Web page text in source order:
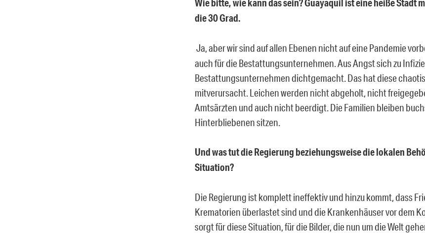
Wie bitte, wie kann das sein? Guayaquil ist eine heiße Stadt
die 30 Grad.
Ja, aber wir sind auf allen Ebenen nicht auf eine Pandemie
auch für die Bestattungsunternehmen. Aus Angst sich zu
Bestattungsunternehmen dichtgemacht. Das hat diese
mitverursacht. Leichen werden nicht abgeholt, nicht
Amtsärzten und auch nicht beerdigt. Die Familien bleiben
Hinterbliebenen sitzen.
Und was tut die Regierung beziehungsweise die lokalen
Situation?
Die Regierung ist komplett ineffektiv und hinzu kommt, dass
Krematorien überlastet sind und die Krankenhäuser vor dem
sorgt für diese Situation, für die Bilder, die nun um die Welt